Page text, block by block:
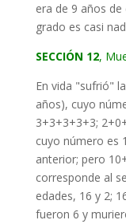
era de 9 años de
grado es casi
SECCIÓN 12,
En vida "sufrió"
años), cuyo
3+3+3+3+3;
cuyo número es
anterior; pero
corresponde al
edades, 16 y 2;
fueron 6 y